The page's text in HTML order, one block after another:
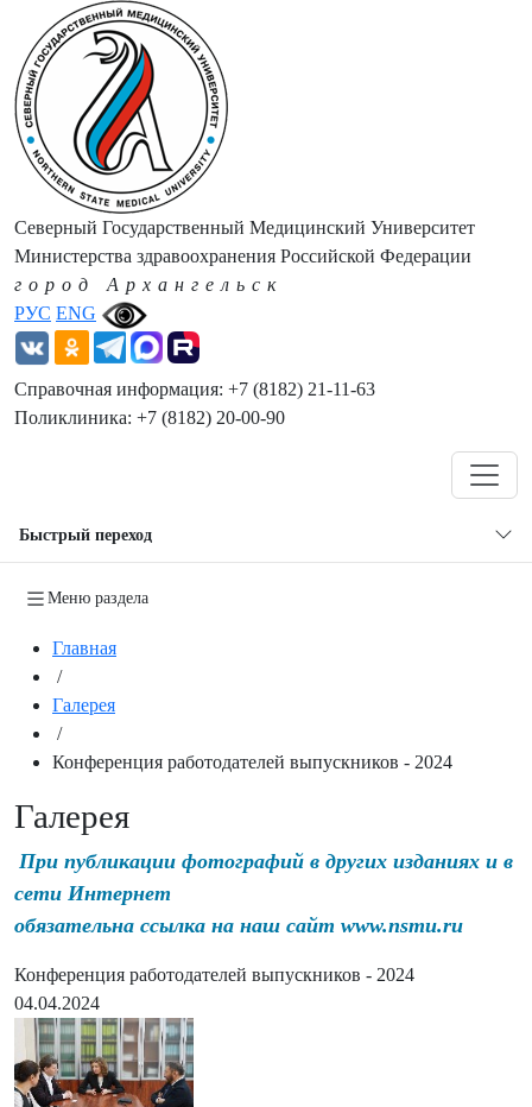
РУС ENG
Северный Государственный Медицинский Университет
Министерства здравоохранения Российской Федерации
город Архангельск
Справочная информация: +7 (8182) 21-11-63
Поликлиника: +7 (8182) 20-00-90
Быстрый переход
Меню раздела
Главная
/
Галерея
/
Конференция работодателей выпускников - 2024
Галерея
При публикации фотографий в других изданиях и в
сети Интернет
обязательна ссылка на наш сайт www.nsmu.ru
Конференция работодателей выпускников - 2024
04.04.2024